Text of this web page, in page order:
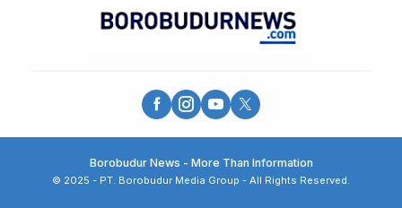
Borobudur News - More Than Information
© 2025 - PT. Borobudur Media Group - All Rights Reserved.